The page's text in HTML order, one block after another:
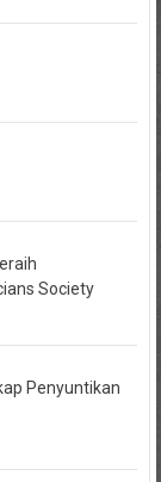
Society
Penyuntikan